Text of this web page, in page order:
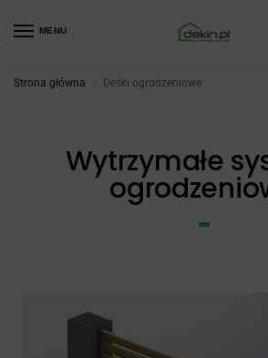
MENU
Strona główna Deski ogrodzeniowe
Wytrzymałe